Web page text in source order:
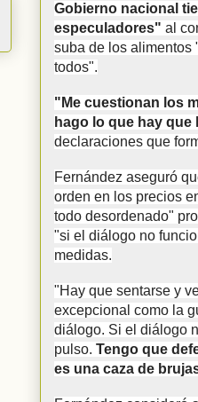
Gobierno nacional
especuladores" al
suba de los alimentos
todos".
"Me cuestionan los
hago lo que hay que
declaraciones que
Fernández aseguró
orden en los precios
todo desordenado"
"si el diálogo no
medidas.
"Hay que sentarse y
excepcional como la
diálogo. Si el diálogo
pulso. Tengo que
es una caza de